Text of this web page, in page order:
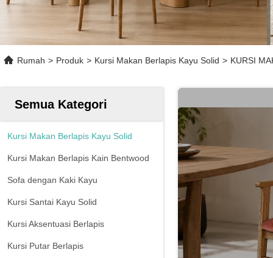
Rumah > Produk > Kursi Makan Berlapis Kayu Solid > KURSI
Semua Kategori
Kursi Makan Berlapis Kayu Solid
Kursi Makan Berlapis Kain Bentwood
Sofa dengan Kaki Kayu
Kursi Santai Kayu Solid
Kursi Aksentuasi Berlapis
Kursi Putar Berlapis